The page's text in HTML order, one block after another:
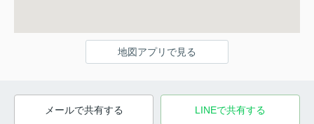
地図アプリで見る
メールで共有する LINEで共有する